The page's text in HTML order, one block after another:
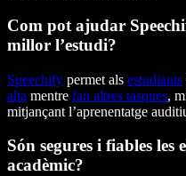
Com pot ajudar
millor l’estudi?
Speechify permet als estudiants
alta mentre fan altres tasques,
mitjançant l’aprenentatge
Són segures i fiables les
acadèmic?